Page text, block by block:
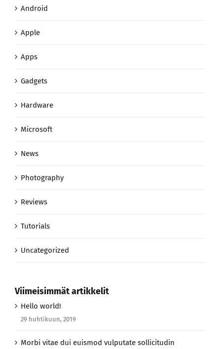
Android
Apple
Apps
Gadgets
Hardware
Microsoft
News
Photography
Reviews
Tutorials
Uncategorized
Viimeisimmät artikkelit
Hello world!
29 huhtikuun, 2019
Morbi vitae dui euismod vulputate sollicitudin